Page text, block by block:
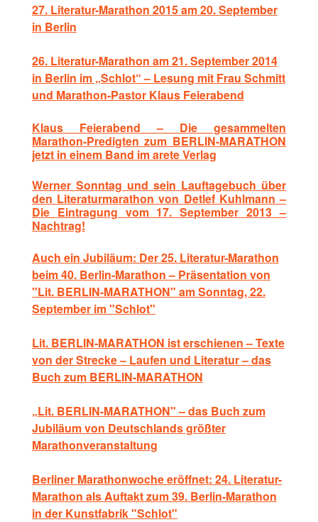
27. Literatur-Marathon 2015 am 20. September
in Berlin
26. Literatur-Marathon am 21. September 2014
in Berlin im „Schlot“ – Lesung mit Frau Schmitt
und Marathon-Pastor Klaus Feierabend
Klaus Feierabend – Die gesammelten
Marathon-Predigten zum BERLIN-MARATHON
jetzt in einem Band im arete Verlag
Werner Sonntag und sein Lauftagebuch über
den Literaturmarathon von Detlef Kuhlmann –
Die Eintragung vom 17. September 2013 –
Nachtrag!
Auch ein Jubiläum: Der 25. Literatur-Marathon
beim 40. Berlin-Marathon – Präsentation von
"Lit. BERLIN-MARATHON" am Sonntag, 22.
September im "Schlot"
Lit. BERLIN-MARATHON ist erschienen – Texte
von der Strecke – Laufen und Literatur – das
Buch zum BERLIN-MARATHON
„Lit. BERLIN-MARATHON" – das Buch zum
Jubiläum von Deutschlands größter
Marathonveranstaltung
Berliner Marathonwoche eröffnet: 24. Literatur-
Marathon als Auftakt zum 39. Berlin-Marathon
in der Kunstfabrik "Schlot"